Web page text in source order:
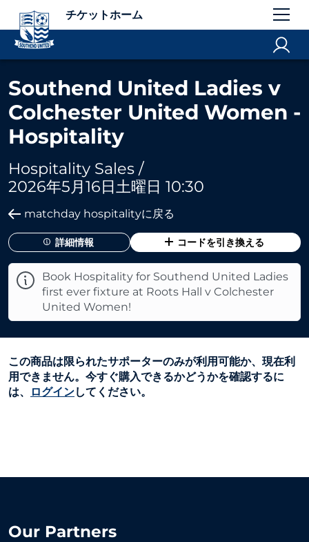
チケットホーム
Southend United Ladies v
Colchester United Women -
Hospitality
Hospitality Sales /
2026年5月16日土曜日 10:30
matchday hospitalityに戻る
詳細情報 コードを引き換える
Book Hospitality for Southend United Ladies
first ever fixture at Roots Hall v Colchester
United Women!
この商品は限られたサポーターのみが利用可能か、現在利
用できません。今すぐ購入できるかどうかを確認するに
は、
ログインしてください。
Our Partners